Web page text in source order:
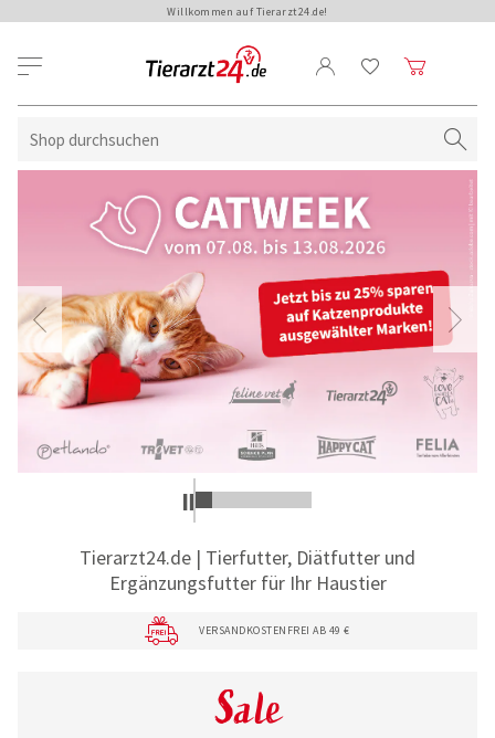
Willkommen auf Tierarzt24.de!
Tierarzt24.de | Tierfutter, Diätfutter und
Ergänzungsfutter für Ihr Haustier
VERSANDKOSTENFREI AB 49 €
Sale